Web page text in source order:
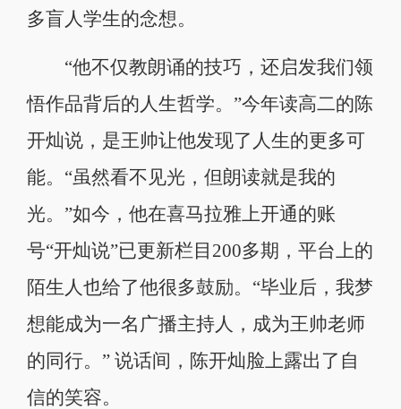
多盲人学生的念想。
“他不仅教朗诵的技巧，还启发我们领
悟作品背后的人生哲学。”今年读高二的陈
开灿说，是王帅让他发现了人生的更多可
能。“虽然看不见光，但朗读就是我的
光。”如今，他在喜马拉雅上开通的账
号“开灿说”已更新栏目200多期，平台上的
陌生人也给了他很多鼓励。“毕业后，我梦
想能成为一名广播主持人，成为王帅老师
的同行。” 说话间，陈开灿脸上露出了自
信的笑容。